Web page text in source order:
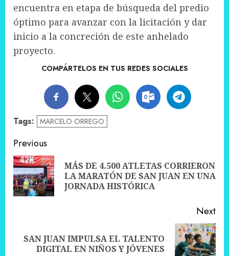
encuentra en etapa de búsqueda del predio
óptimo para avanzar con la licitación y dar
inicio a la concreción de este anhelado
proyecto.
COMPÁRTELOS EN TUS REDES SOCIALES
Tags: MARCELO ORREGO
Post
navigation
Previous
MÁS DE 4.500 ATLETAS CORRIERON
LA MARATÓN DE SAN JUAN EN UNA
JORNADA HISTÓRICA
Next
Next
SAN JUAN IMPULSA EL TALENTO
DIGITAL EN NIÑOS Y JÓVENES